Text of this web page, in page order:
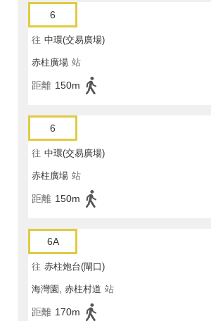
6
往 中環(交易廣場)
赤柱廣場 站
距離 150m
6
往 中環(交易廣場)
赤柱廣場 站
距離 150m
6A
往 赤柱炮台(閘口)
海灣園, 赤柱村道 站
距離 170m